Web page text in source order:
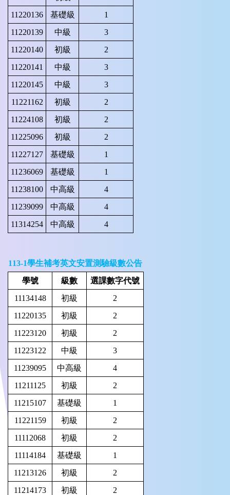
11220136
基礎級
1
11220139
中級
3
11220140
初級
2
11220141
中級
3
11220145
中級
3
11221162
初級
2
11224108
初級
2
11225096
初級
2
11227127
基礎級
1
11236069
基礎級
1
11238100
中高級
4
11239099
中高級
4
11314254
中高級 4
113-1學生補考英文安置測驗級數公告
學號
級數
選課數字代號
11134148
初級
2
11220135
初級
2
11223120
初級
2
11223122
中級
3
11239095
中高級
4
11211125
初級
2
11215107
基礎級
1
11221159
初級
2
11112068
初級
2
11114184
基礎級
1
11213126
初級
2
11214173
初級
2